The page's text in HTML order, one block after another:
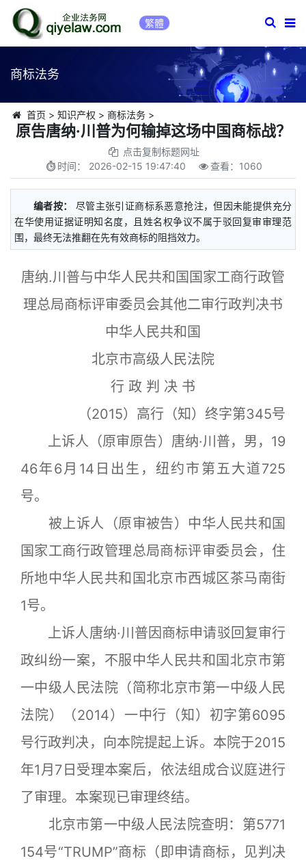
繁體
商标法务
首页 > 知识产权 > 商标法务>
原告唐纳·川普为何输掉这场中国商标战？
点击复制标题网址
时间： 2026-02-15 19:47:40 查看： 1060
编者按：
尽管主张引证商标系恶意抢注，但因未能提供充分
在华使用证据证明知名度，且姓名权争议不属于驳回复审审理范
围，最终无法推翻在先有效商标的阻挡效力。
唐纳.川普与中华人民共和国国家工商行政管
理总局商标评审委员会其他二审行政判决书
中华人民共和国
北京市高级人民法院
行 政 判 决 书
（2015）高行（知）终字第345号
上诉人（原审原告）唐纳·川普，男，19
46年6月14日出生，纽约市第五大道725
号。
被上诉人（原审被告）中华人民共和国
国家工商行政管理总局商标评审委员会，住
所地中华人民共和国北京市西城区茶马南街
1号。
上诉人唐纳·川普因商标申请驳回复审行
政纠纷一案，不服中华人民共和国北京市第
一中级人民法院（简称北京市第一中级人民
法院）（2014）一中行（知）初字第6095
号行政判决，向本院提起上诉。本院于2015
年1月7日受理本案后，依法组成合议庭进行
了审理。本案现已审理终结。
北京市第一中级人民法院查明：第5771
154号“TRUMP”商标（即申请商标，见判决